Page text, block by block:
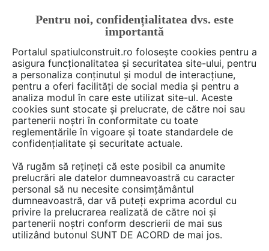
FĂ-ȚI CONT
CUM SE FACE
Deschide filtre
2 Instructiuni montaj, utilizare de
tipul
Fierastraie electrice,
pneumaticeîn categoriaScule,
unelte, masini, echipamente
Pentru noi, confidențialitatea dvs. este
importantă
Portalul spatiulconstruit.ro folosește cookies pentru a
asigura funcționalitatea și securitatea site-ului, pentru
a personaliza conținutul și modul de interacțiune,
pentru a oferi facilități de social media și pentru a
analiza modul în care este utilizat site-ul. Aceste
cookies sunt stocate și prelucrate, de către noi sau
partenerii noștri în conformitate cu toate
reglementările în vigoare și toate standardele de
confidențialitate și securitate actuale.
Vă rugăm să rețineți că este posibil ca anumite
prelucrări ale datelor dumneavoastră cu caracter
personal să nu necesite consimțământul
dumneavoastră, dar vă puteți exprima acordul cu
privire la prelucrarea realizată de către noi și
partenerii noștri conform descrierii de mai sus
utilizând butonul SUNT DE ACORD de mai jos.